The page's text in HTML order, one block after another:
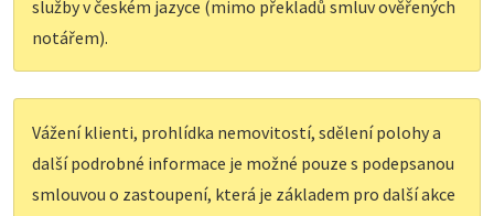
služby v českém jazyce (mimo překladů smluv ověřených
notářem).
Vážení klienti, prohlídka nemovitostí, sdělení polohy a
další podrobné informace je možné pouze s podepsanou
smlouvou o zastoupení, která je základem pro další akce